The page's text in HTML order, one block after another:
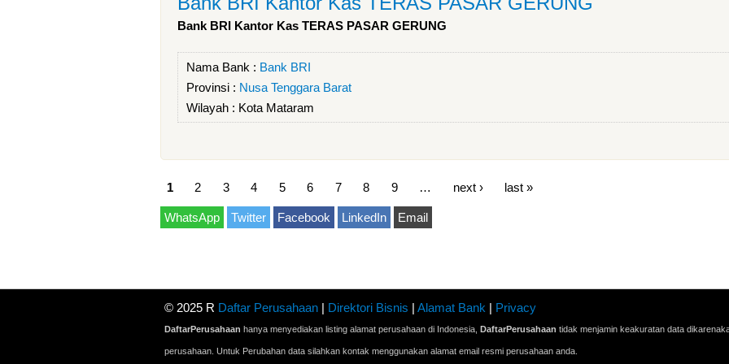
Bank BRI Kantor Kas TERAS PASAR GERUNG
Nama Bank : Bank BRI
Provinsi : Nusa Tenggara Barat
Wilayah : Kota Mataram
1 2 3 4 5 6 7 8 9 next › last »
WhatsApp Twitter Facebook LinkedIn Email
© 2025 R Daftar Perusahaan | Direktori Bisnis | Alamat Bank | Privacy
DaftarPerusahaan hanya menyediakan listing alamat perusahaan di Indonesia, DaftarPerusahaan tidak menjamin keakuratan data
perusahaan. Untuk Perubahan data silahkan kontak menggunakan alamat email resmi perusahaan anda.